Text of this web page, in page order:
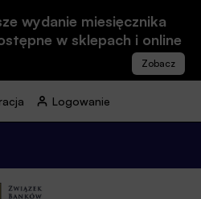
wydanie miesięcznika
w sklepach i online
Logowanie